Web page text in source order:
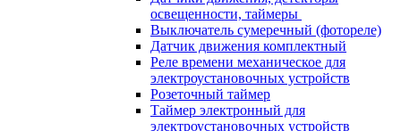
освещенности, таймеры
Выключатель сумеречный (фотореле)
Датчик движения комплектный
Реле времени механическое для
электроустановочных устройств
Розеточный таймер
Таймер электронный для
электроустановочных устройств